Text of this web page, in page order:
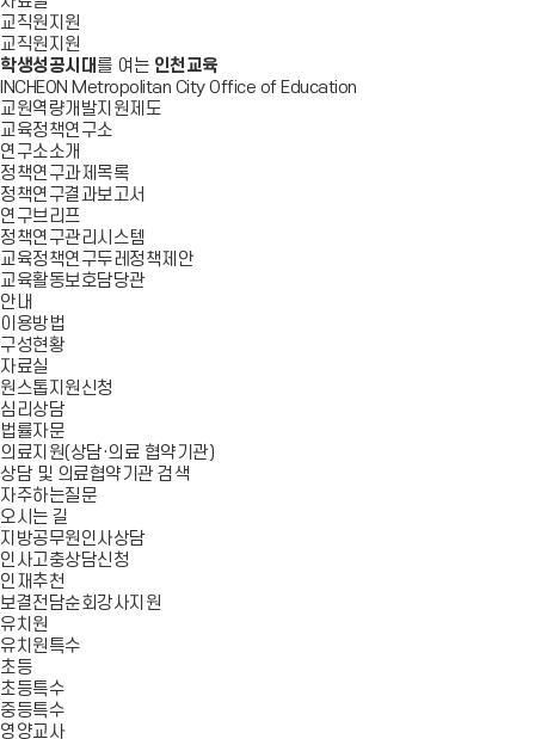
교직원지원
교직원지원
학생성공시대 를 여는 인천교육
INCHEON Metropolitan City Office of Education
교원역량개발지원제도
교육정책연구소
연구소소개
정책연구과제목록
정책연구결과보고서
연구브리프
정책연구관리시스템
교육정책연구두레정책제안
교육활동보호담당관
안내
이용방법
구성현황
자료실
원스톱지원신청
심리상담
법률자문
의료지원(상담·의료 협약기관)
상담 및 의료협약기관 검색
자주하는질문
오시는 길
지방공무원인사상담
인사고충상담신청
인재추천
보결전담순회강사지원
유치원
유치원특수
초등
초등특수
중등특수
영양교사